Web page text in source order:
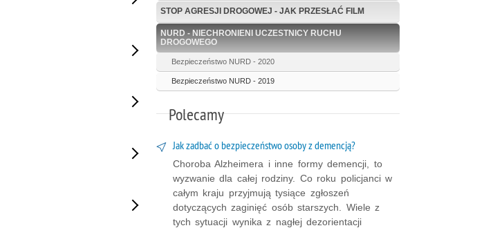
STOP AGRESJI DROGOWEJ - JAK PRZESŁAĆ FILM
NURD - NIECHRONIENI UCZESTNICY RUCHU
DROGOWEGO
Bezpieczeństwo NURD - 2020
Bezpieczeństwo NURD - 2019
Polecamy
Jak zadbać o bezpieczeństwo osoby z demencją?
Choroba Alzheimera i inne formy demencji, to
wyzwanie dla całej rodziny. Co roku policjanci w
całym kraju przyjmują tysiące zgłoszeń
dotyczących zaginięć osób starszych. Wiele z
tych sytuacji wynika z nagłej dezorientacji